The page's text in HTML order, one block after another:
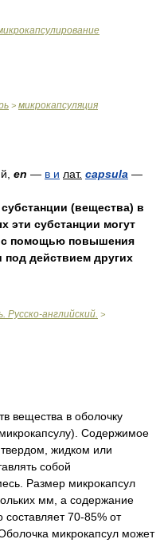
> микрокапсуляция
en — в и лат. capsula —
(вещества) в
эти субстанции могут
с помощью повышения
под действием других
Русско-английский. >
вещества в оболочку
Содержимое
жидком или
собой
Размер микрокапсул
мм, а содержание
70-85% от
микрокапсул может